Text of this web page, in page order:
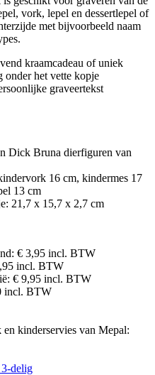
vork, lepel en dessertlepel of
met bijvoorbeeld naam
kraamcadeau of uniek
onder het vette kopje
graveertekst
Dick Bruna dierfiguren van
16 cm, kindermes 17
13 cm
21,7 x 15,7 x 2,7 cm
€ 3,95 incl. BTW
incl. BTW
€ 9,95 incl. BTW
incl. BTW
kinderservies van Mepal:
delig